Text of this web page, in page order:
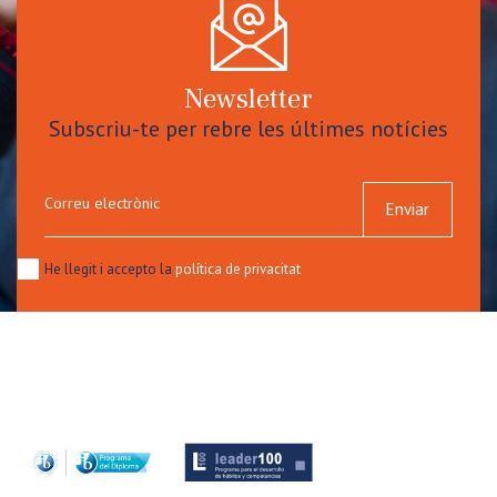
Newsletter
Subscriu-te per rebre les últimes notícies
Correu electrònic Enviar
He llegit i accepto la política de privacitat